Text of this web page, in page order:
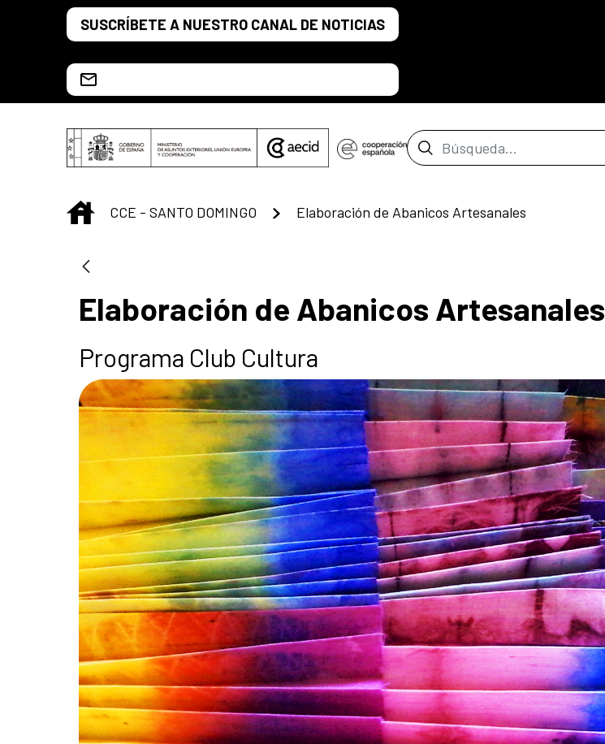
Saltar al contenido principal
SUSCRÍBETE A NUESTRO CANAL DE NOTICIAS
Barra de búsqueda
INICIO
CCE - SANTO DOMINGO Elaboración de Abanicos Artesanales
Elaboración de Abanicos Artesanales
Programa Club Cultura